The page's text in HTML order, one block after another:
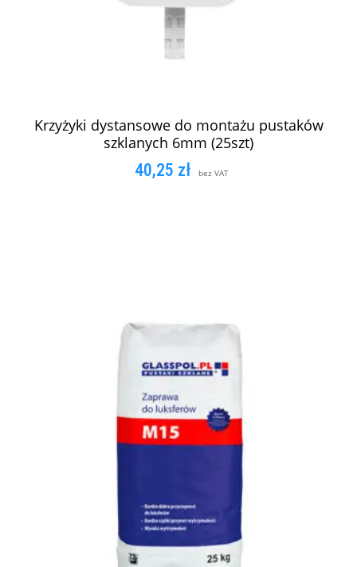
Krzyżyki dystansowe do montażu pustaków
szklanych 6mm (25szt)
40,25 zł bez VAT